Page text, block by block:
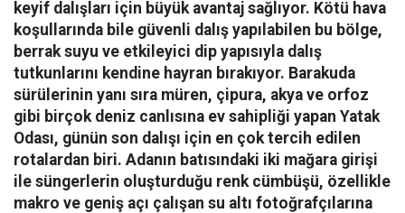
keyif dalışları için büyük avantaj sağlıyor. Kötü hava
koşullarında bile güvenli dalış yapılabilen bu bölge,
berrak suyu ve etkileyici dip yapısıyla dalış
tutkunlarını kendine hayran bırakıyor. Barakuda
sürülerinin yanı sıra müren, çipura, akya ve orfoz
gibi birçok deniz canlısına ev sahipliği yapan Yatak
Odası, günün son dalışı için en çok tercih edilen
rotalardan biri. Adanın batısındaki iki mağara girişi
ile süngerlerin oluşturduğu renk cümbüşü, özellikle
makro ve geniş açı çalışan su altı fotoğrafçılarına